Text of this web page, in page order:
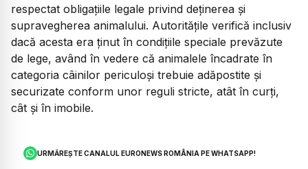
respectat obligațiile legale privind deținerea și
supravegherea animalului. Autoritățile verifică inclusiv
dacă acesta era ținut în condițiile speciale prevăzute
de lege, având în vedere că animalele încadrate în
categoria câinilor periculoși trebuie adăpostite și
securizate conform unor reguli stricte, atât în curți,
cât și în imobile.
URMĂREȘTE CANALUL EURONEWS ROMÂNIA PE WHATSAPP!